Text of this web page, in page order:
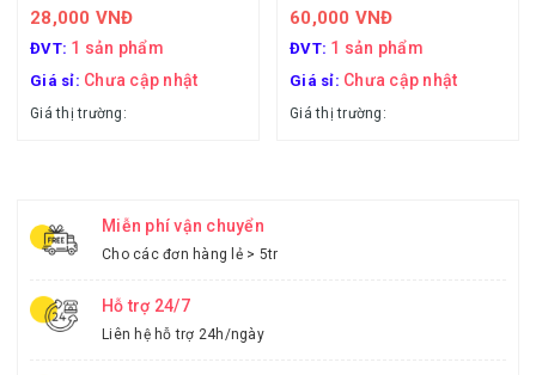
28,000 VNĐ
ĐVT: 1 sản phẩm
Giá sỉ: Chưa cập nhật
Giá thị trường:
60,000 VNĐ
ĐVT: 1 sản phẩm
Giá sỉ: Chưa cập nhật
Giá thị trường:
Miễn phí vận chuyển
Cho các đơn hàng lẻ > 5tr
Hỗ trợ 24/7
Liên hệ hỗ trợ 24h/ngày